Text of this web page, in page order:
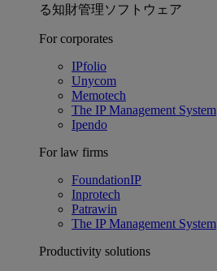
る知財管理ソフトウェア
For corporates
IPfolio
Unycom
Memotech
The IP Management System
Ipendo
For law firms
FoundationIP
Inprotech
Patrawin
The IP Management System
Productivity solutions